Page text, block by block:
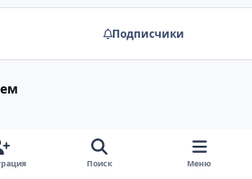
Подписчики
Поиск Меню